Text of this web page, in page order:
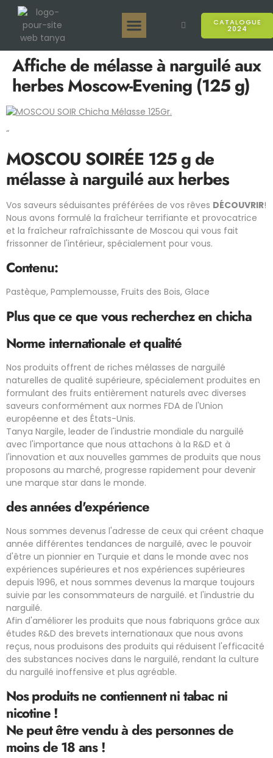
CATALOGUE
2024
Affiche de mélasse à narguilé aux
herbes Moscow-Evening (125 g)
“
MOSCOU SOIRÉE 125 g de
mélasse à narguilé aux herbes
Vos saveurs séduisantes préférées de vos rêves DÉCOUVRIR!
Nous avons formulé la fraîcheur terrifiante et provocatrice
et la fraîcheur rafraîchissante de Moscou qui vous fait
frissonner de l'intérieur, spécialement pour vous.
Contenu:
Pastèque, Pamplemousse, Fruits des Bois, Glace
Plus que ce que vous recherchez en chicha
Norme internationale et qualité
Nos produits offrent de riches mélasses de narguilé
naturelles de qualité supérieure, spécialement produites en
formulant des fruits entièrement naturels avec diverses
saveurs conformément aux normes FDA de l'Union
européenne et des États-Unis.
Tanya Nargile, leader de l'industrie mondiale du narguilé
avec l'importance que nous attachons à la R&D et à
l'innovation et aux nouvelles gammes de produits que nous
proposons au marché, progresse rapidement pour devenir
une marque star dans le monde.
des années d'expérience
Nous sommes devenus l'adresse de ceux qui créent chaque
année différentes tendances de narguilé, avec le pouvoir
d'être un pionnier en Turquie et dans le monde avec nos
expériences supérieures et nos expériences supérieures
depuis 1996, et nous sommes devenus la marque toujours
suivie par les consommateurs de narguilé. et l'industrie du
narguilé.
Afin d'améliorer les produits que nous fabriquons grâce aux
études R&D des brevets internationaux que nous avons
reçus, nous produisons des produits qui réduisent l'efficacité
des substances nocives dans le narguilé, rendant la culture
du narguilé inoffensive et plus agréable.
Nos produits ne contiennent ni tabac ni
nicotine !
Ne peut être vendu à des personnes de
moins de 18 ans !